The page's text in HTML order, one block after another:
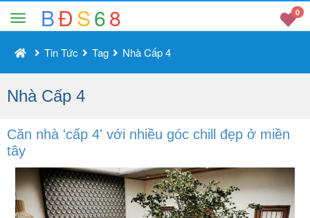
BĐS68 0
Tin Tức Tag Nhà Cấp 4
Nhà Cấp 4
Căn nhà 'cấp 4' với nhiều góc chill đẹp ở miền
tây